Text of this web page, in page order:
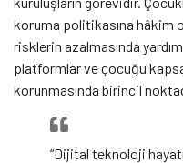
koruma politikasına hâkim
risklerin azalmasında
platformlar ve çocuğu
korunmasında birincil
“Dijital teknoloji